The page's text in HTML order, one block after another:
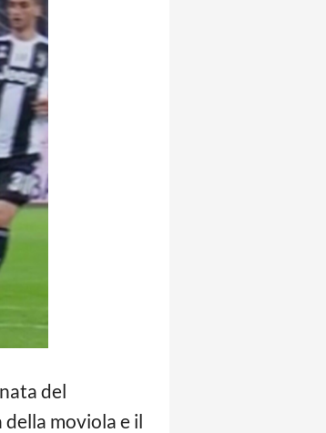
del
della moviola e il